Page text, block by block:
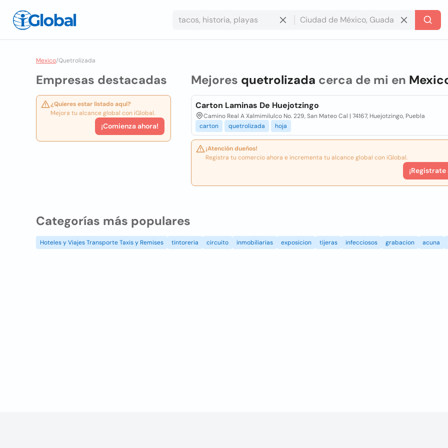
Mexico/Quetrolizada
Empresas destacadas
¿Quieres estar listado aquí?
Mejora tu alcance global con iGlobal.
¡Comienza ahora!
Mejores quetrolizada cerca de mi en
Carton Laminas De Huejotzingo
Camino Real A Xalmimilulco No. 229, San Mateo Cal | 74167, Huejotzingo, Puebla
carton
quetrolizada hoja
¡Atención dueños!
Registra tu comercio ahora e incrementa tu alcance global con iGlobal.
¡Registrate
Categorías más populares
Hoteles y Viajes Transporte Taxis y Remises tintoreria circuito inmobiliarias exposicion tijeras infecciosos grabacion acuna